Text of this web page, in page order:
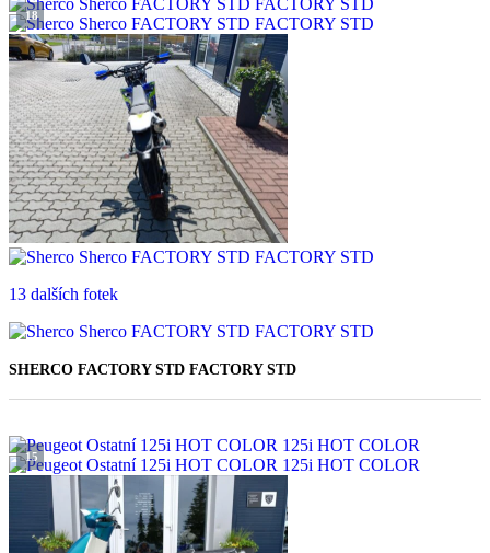
13 dalších fotek
18
SHERCO FACTORY STD FACTORY STD
15